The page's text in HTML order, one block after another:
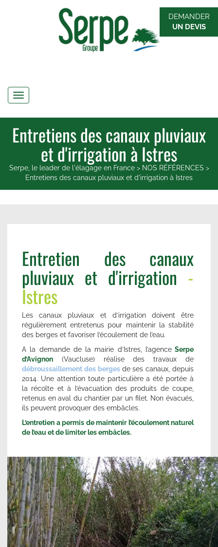
DEMANDER
UN DEVIS
Navigation
Entretiens des canaux pluviaux
et d'irrigation à Istres
Serpe, le leader de l'élagage en France> NOS RÉFÉRENCES >
Entretiens des canaux pluviaux et d'irrigation à Istres
Entretien des canaux
pluviaux et d'irrigation -
Istres
Les canaux pluviaux et d’irrigation doivent être
régulièrement entretenus pour maintenir la stabilité
des berges et favoriser l’écoulement de l’eau.
A la demande de la mairie d’Istres, l’agence Serpe
d’Avignon (Vaucluse) réalise des travaux de
débroussaillement des berges de ses canaux, depuis
2014. Une attention toute particulière a été portée à
la récolte et à l’évacuation des produits de coupe,
retenus en aval du chantier par un filet. Non évacués,
ils peuvent provoquer des embâcles.
L’entretien a permis de maintenir l’écoulement naturel
de l’eau et de limiter les embâcles.